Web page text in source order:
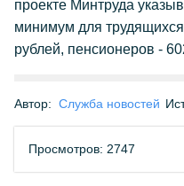
проекте Минтруда
минимум для
рублей, пенсионеров -
Автор: Служба новостей
Просмотров: 2747